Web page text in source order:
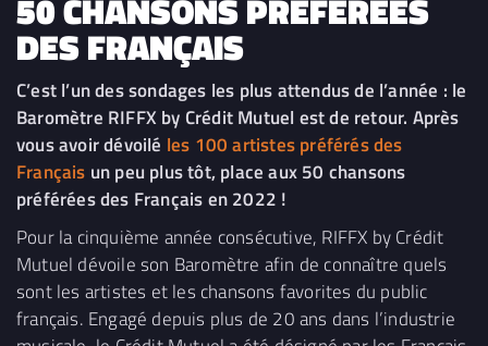
50 CHANSONS PRÉFÉRÉES
DES FRANÇAIS
C’est l’un des sondages les plus attendus de l’année : le
Baromètre RIFFX by Crédit Mutuel est de retour. Après
vous avoir dévoilé les 100 artistes préférés des
Français un peu plus tôt, place aux 50 chansons
préférées des Français en 2022 !
Pour la cinquième année consécutive, RIFFX by Crédit
Mutuel dévoile son Baromètre afin de connaître quels
sont les artistes et les chansons favorites du public
français. Engagé depuis plus de 20 ans dans l’industrie